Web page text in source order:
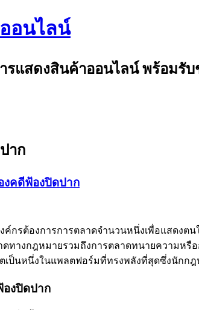
อนไลน์
รแสดงสินค้าออนไลน์ พร้อมรับ
าก
งคดีฟ้องปิดปาก
รต้องการการตลาดจำนวนหนึ่งเพื่อแสดงต
ทางกฎหมายรวมถึงการตลาดทนายความหรื
ตเป็นหนึ่งในแพลตฟอร์มที่ทรงพลังที่สุดซึ่งนัก
องปิดปาก